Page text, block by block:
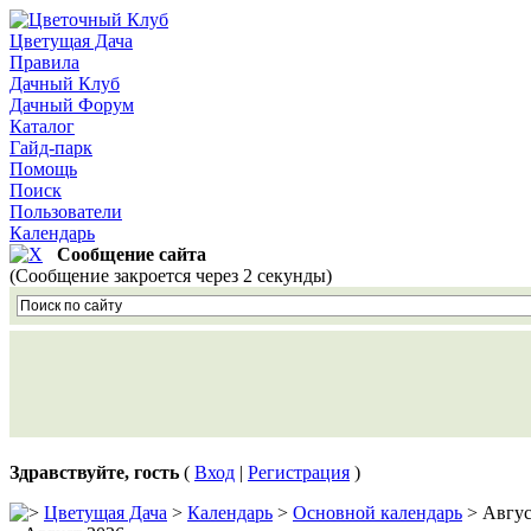
Цветущая Дача
Правила
Дачный Клуб
Дачный Форум
Каталог
Гайд-парк
Помощь
Поиск
Пользователи
Календарь
Сообщение сайта
(Сообщение закроется через 2 секунды)
Здравствуйте, гость ( Вход | Регистрация )
Цветущая Дача > Календарь > Основной календарь >